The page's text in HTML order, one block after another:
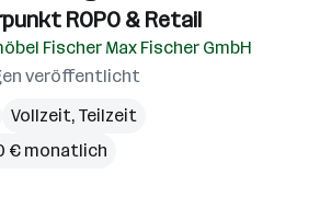
ROPO & Retail
Fischer Max Fischer GmbH
veröffentlicht
Vollzeit, Teilzeit
€ monatlich